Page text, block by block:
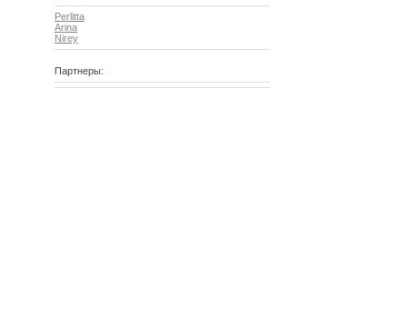
Perlitta
Arina
Nirey
Партнеры: